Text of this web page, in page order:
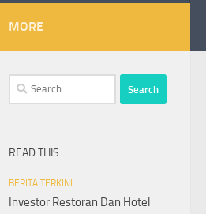
MORE
Search
for:
READ THIS
BERITA TERKINI
Investor Restoran Dan Hotel